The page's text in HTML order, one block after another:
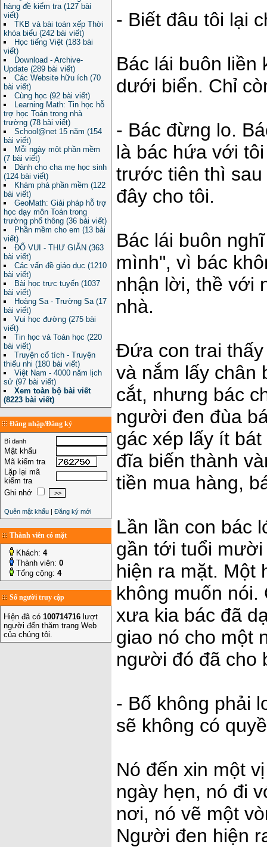
hàng đề kiểm tra (127 bài
viết)
TKB và bài toán xếp Thời
khóa biểu (242 bài viết)
Học tiếng Việt (183 bài
viết)
Download - Archive-
Update (289 bài viết)
Các Website hữu ích (70
bài viết)
Cùng học (92 bài viết)
Learning Math: Tin học hỗ
trợ học Toán trong nhà
trường (78 bài viết)
School@net 15 năm (154
bài viết)
Mỗi ngày một phần mềm
(7 bài viết)
Dành cho cha mẹ học sinh
(124 bài viết)
Khám phá phần mềm (122
bài viết)
GeoMath: Giải pháp hỗ trợ
học dạy môn Toán trong
trường phổ thông (36 bài viết)
Phần mềm cho em (13 bài
viết)
ĐỐ VUI - THƯ GIÃN (363
bài viết)
Các vấn đề giáo dục (1210
bài viết)
Bài học trực tuyến (1037
bài viết)
Hoàng Sa - Trường Sa (17
bài viết)
Vui học đường (275 bài
viết)
Tin học và Toán học (220
bài viết)
Truyện cổ tích - Truyện
thiếu nhi (180 bài viết)
Việt Nam - 4000 năm lịch
sử (97 bài viết)
Xem toàn bộ bài viết
(8223 bài viết)
Đăng nhập/Đăng ký
Bí danh
Mật khẩu
Mã kiểm tra
Lặp lại mã
kiểm tra
Ghi nhớ
Quên mật khẩu | Đăng ký mới
Thành viên có mặt
Khách: 4
Thành viên: 0
Tổng cộng: 4
Số người truy cập
Hiện đã có 100714716 lượt
người đến thăm trang Web
của chúng tôi.
- Biết đâu tôi lại
Bác lái buôn liền
dưới biển. Chỉ
- Bác đừng lo.
là bác hứa với
trước tiên thì
đây cho tôi.
Bác lái buôn
mình", vì bác
nhận lời, thề với
nhà.
Đứa con trai
và nắm lấy chân
cắt, nhưng bác
người đen đùa
gác xép lấy ít
đĩa biến thành
tiền mua hàng,
Lần lần con bác
gần tới tuổi
hiện ra mặt. Một
không muốn nói.
xưa kia bác đã
giao nó cho một
người đó đã cho
- Bố không phải
sẽ không có
Nó đến xin một
ngày hẹn, nó đi
nơi, nó vẽ một
Người đen hiện